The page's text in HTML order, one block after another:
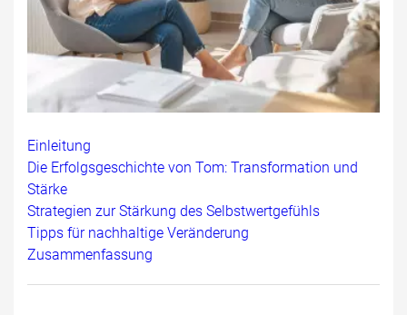
Einleitung
Die Erfolgsgeschichte von Tom: Transformation und
Stärke
Strategien zur Stärkung des Selbstwertgefühls
Tipps für nachhaltige Veränderung
Zusammenfassung